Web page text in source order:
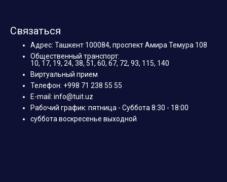
Связаться
Адрес: Ташкент 100084, проспект Амира Темура 108
Общественный транспорт:
10, 17, 19, 24, 38, 51, 60, 67, 72, 93, 115, 140
Виртуальный прием
Телефон: +998 71 238 55 55
E-mail: info@tuit.uz
Рабочий график: пятница - Суббота 8:30 - 18:00
суббота воскресенье выходной